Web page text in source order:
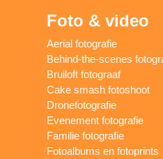
Foto & video
Aerial fotografie
Behind-the-scenes
Bruiloft fotograaf
Cake smash fotoshoot
Dronefotografie
Evenement fotografie
Familie fotografie
Fotoalbums en fotoprints